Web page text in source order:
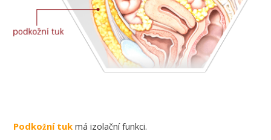
Podkožní tuk má izolační funkci.